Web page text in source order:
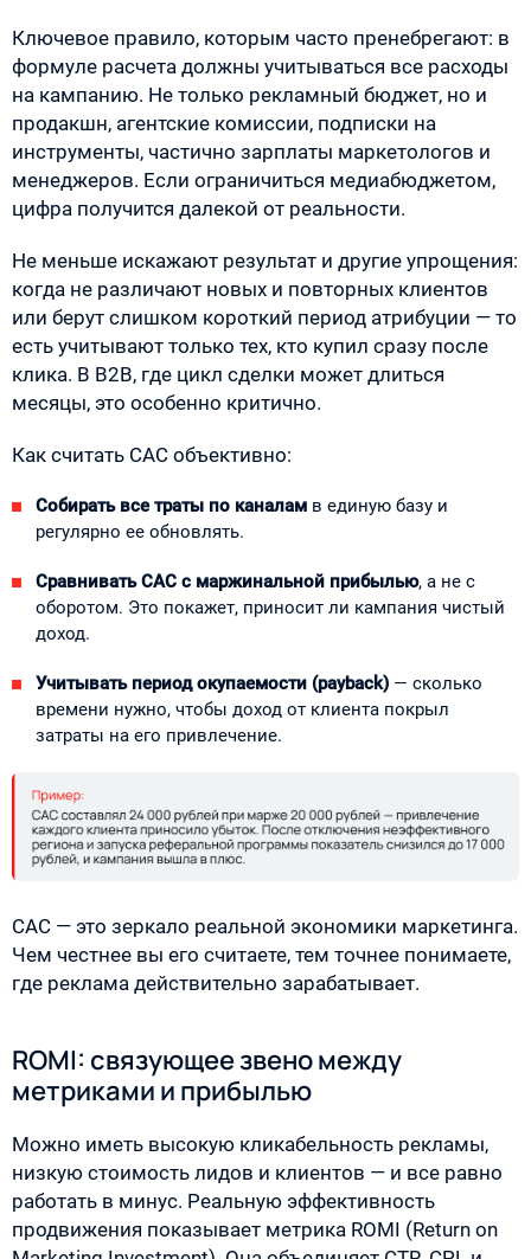
Ключевое правило, которым часто пренебрегают: в
формуле расчета должны учитываться все расходы
на кампанию. Не только рекламный бюджет, но и
продакшн, агентские комиссии, подписки на
инструменты, частично зарплаты маркетологов и
менеджеров. Если ограничиться медиабюджетом,
цифра получится далекой от реальности.
Не меньше искажают результат и другие упрощения:
когда не различают новых и повторных клиентов
или берут слишком короткий период атрибуции — то
есть учитывают только тех, кто купил сразу после
клика. В B2B, где цикл сделки может длиться
месяцы, это особенно критично.
Как считать CAC объективно:
Собирать все траты по каналам в единую базу и
регулярно ее обновлять.
Сравнивать CAC с маржинальной прибылью, а не с
оборотом. Это покажет, приносит ли кампания чистый
доход.
Учитывать период окупаемости (payback) — сколько
времени нужно, чтобы доход от клиента покрыл
затраты на его привлечение.
CAC — это зеркало реальной экономики маркетинга.
Чем честнее вы его считаете, тем точнее понимаете,
где реклама действительно зарабатывает.
ROMI: связующее звено между
метриками и прибылью
Можно иметь высокую кликабельность рекламы,
низкую стоимость лидов и клиентов — и все равно
работать в минус. Реальную эффективность
продвижения показывает метрика ROMI (Return on